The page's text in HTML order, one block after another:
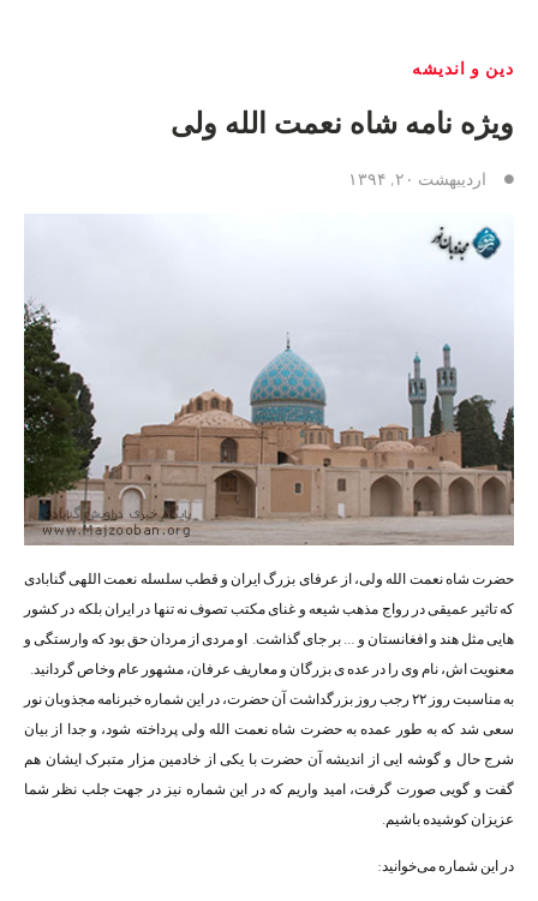
دین و اندیشه
ویژه نامه شاه نعمت الله ولی
اردیبهشت ۲۰, ۱۳۹۴
حضرت شاه نعمت الله ولی، از عرفای بزرگ ایران و قطب سلسله نعمت اللهی گنابادی
که تاثیر عمیقی در رواج مذهب شیعه و غنای مکتب تصوف نه تنها در ایران بلکه در کشور
هایی مثل هند و افغانستان و … بر جای گذاشت. ‫ او مردی از مردان حق بود که وارستگی و
معنویت اش، نام وی را در عده ی بزرگان و معاریف عرفان، مشهور عام وخاص گردانید.
به مناسبت روز ۲۲ رجب روز بزرگداشت آن حضرت، در این شماره خبرنامه مجذوبان نور
سعی شد که به طور عمده به حضرت شاه نعمت الله ولی پرداخته شود، و جدا از بیان
شرج حال و گوشه ایی از اندیشه آن حضرت با یکی از خادمین مزار متبرک ایشان هم
گفت و گویی صورت گرفت، امید واریم که در این شماره نیز در جهت جلب نظر شما
عزیزان کوشیده باشیم.
در این شماره می‌خوانید: